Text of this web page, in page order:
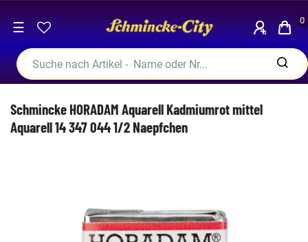
☰ 0
Schmincke HORADAM Aquarell Kadmiumrot mittel
Aquarell 14 347 044 1/2 Naepfchen